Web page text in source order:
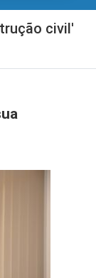
civil'